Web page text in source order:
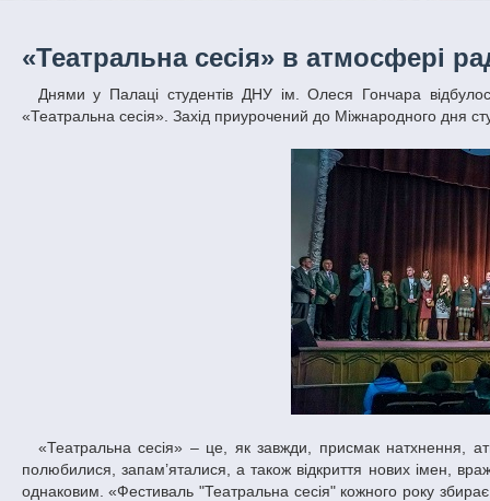
«Театральна сесія» в атмосфері
Днями у Палаці студентів ДНУ ім. Олеся Гончара відбулося урочисте відкриття XVII Всеукраїнського фестивалю молодіжних театрів
«Театральна сесія». Захід приурочений до Міжнародного дня
«Театральна сесія» – це, як завжди, присмак натхнення, атмосфера радості і хвилювання. Це зустріч глядачів із колективами, які вже
полюбилися, запам’яталися, а також відкриття нових імен,
однаковим. «Фестиваль "Театральна сесія" кожного року